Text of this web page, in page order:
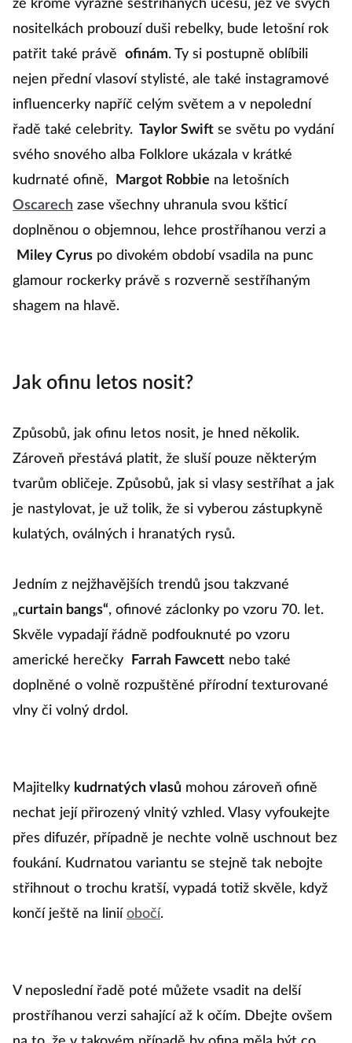
že kromě výrazně sestříhaných účesů, jež ve svých
nositelkách probouzí duši rebelky, bude letošní rok
patřit také právě
ofinám. Ty si postupně oblíbili
nejen přední vlasoví stylisté, ale také instagramové
influencerky napříč celým světem a v nepolední
řadě také celebrity. Taylor Swiftse světu po vydání
svého snového alba Folklore ukázala v krátké
kudrnaté ofině,
Margot Robbie na letošních
Oscarech zase všechny uhranula svou kšticí
doplněnou o objemnou, lehce prostříhanou verzi a
Miley Cyruspo divokém období vsadila na punc
glamour rockerky právě s rozverně sestříhaným
shagem na hlavě.
Jak ofinu letos nosit?
Způsobů, jak ofinu letos nosit, je hned několik.
Zároveň přestává platit, že sluší pouze některým
tvarům obličeje. Způsobů, jak si vlasy sestříhat a jak
je nastylovat, je už tolik, že si vyberou zástupkyně
kulatých, oválných i hranatých rysů.
Jedním z nejžhavějších trendů jsou takzvané
„curtain bangs“, ofinové záclonky po vzoru 70. let.
Skvěle vypadají řádně podfouknuté po vzoru
americké herečky
Farrah Fawcettnebo také
doplněné o volně rozpuštěné přírodní texturované
vlny či volný drdol.
Majitelky kudrnatých vlasů mohou zároveň ofině
nechat její přirozený vlnitý vzhled. Vlasy vyfoukejte
přes difuzér, případně je nechte volně uschnout bez
foukání. Kudrnatou variantu se stejně tak nebojte
střihnout o trochu kratší, vypadá totiž skvěle, když
končí ještě na linií obočí.
V neposlední řadě poté můžete vsadit na delší
prostříhanou verzi sahající až k očím. Dbejte ovšem